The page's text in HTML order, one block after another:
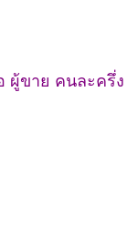
ผู้ขาย คนละครึ่ง